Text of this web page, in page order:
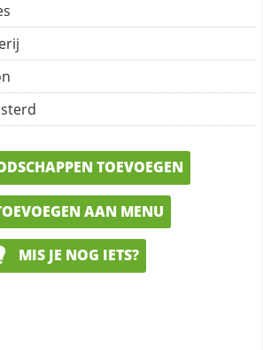
TOEVOEGEN
AAN MENU
MIS JE NOG IETS?